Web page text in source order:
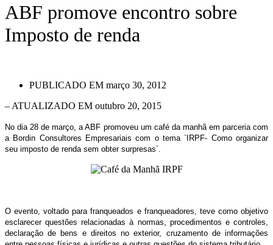
ABF promove encontro sobre
Imposto de renda
PUBLICADO EM março 30, 2012
– ATUALIZADO EM outubro 20, 2015
No dia 28 de março, a ABF promoveu um café da manhã em parceria com
a Bordin Consultores Empresariais com o tema `IRPF- Como organizar
seu imposto de renda sem obter surpresas`.
O evento, voltado para franqueados e franqueadores, teve como objetivo
esclarecer questões relacionadas à normas, procedimentos e controles,
declaração de bens e direitos no exterior, cruzamento de informações